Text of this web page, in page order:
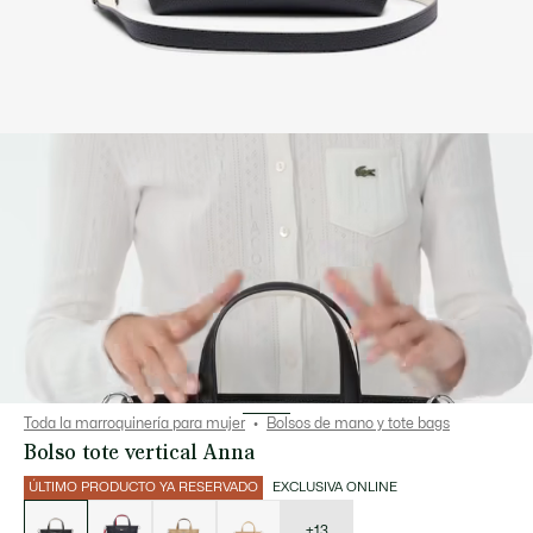
Toda la marroquinería para mujer Bolsos de mano y tote bags
Bolso tote vertical Anna
ÚLTIMO PRODUCTO YA RESERVADO EXCLUSIVA ONLINE
variaciones